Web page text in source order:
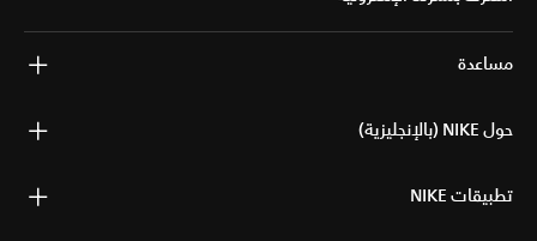
مساعدة
حول NIKE (بالإنجليزية)
تطبيقات NIKE